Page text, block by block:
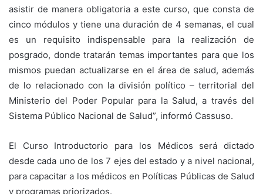
asistir de manera obligatoria a este curso, que consta de
cinco módulos y tiene una duración de 4 semanas, el cual
es un requisito indispensable para la realización de
posgrado, donde tratarán temas importantes para que los
mismos puedan actualizarse en el área de salud, además
de lo relacionado con la división político – territorial del
Ministerio del Poder Popular para la Salud, a través del
Sistema Público Nacional de Salud”, informó Cassuso.
El Curso Introductorio para los Médicos será dictado
desde cada uno de los 7 ejes del estado y a nivel nacional,
para capacitar a los médicos en Políticas Públicas de Salud
y programas priorizados.